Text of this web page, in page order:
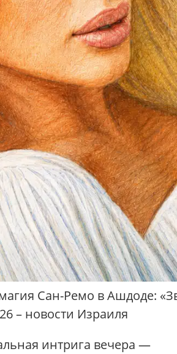
Сан-Ремо в Ашдоде:
– новости Израиля
интрига вечера —